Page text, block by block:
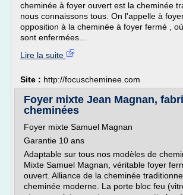
cheminée à foyer ouvert est la cheminée
nous connaissons tous. On l'appelle à
opposition à la cheminée à foyer fermé ,
sont enfermées...
Lire la suite
Site : http://focuscheminee.com
Foyer mixte Jean Magnan,
cheminées
Foyer mixte Samuel Magnan
Garantie 10 ans
Adaptable sur tous nos modèles de
Mixte Samuel Magnan, véritable foyer
ouvert. Alliance de la cheminée
cheminée moderne. La porte bloc feu